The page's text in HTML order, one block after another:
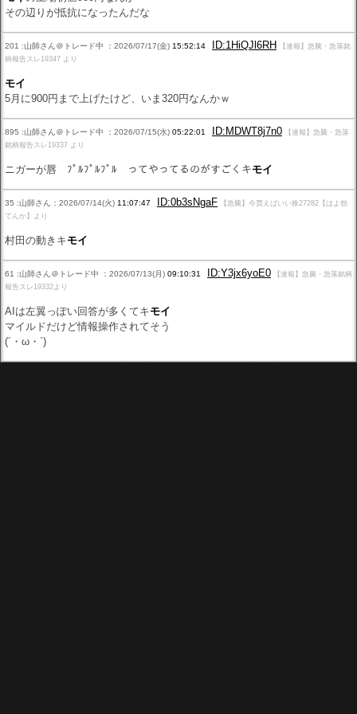
その辺りが抵抗になったんだな
201 :山師さん＠トレード中 ：2026/07/17(金) 15:52:14 ID:1HiQJl6RH
【速報】急騰・急落銘
柄報告スレ19347 より
モイ
5月に900円まで上げたけど、いま320円なんかｗ
895 :山師さん＠トレード中 ：2026/07/15(水) 05:22:01 ID:MDWT8j7n0
【速報】急騰・急落
銘柄報告スレ19337 より
ニガーが唇 ﾌﾟﾙﾌﾟﾙﾌﾟﾙ ってやってるのがすごくキモイ
35 :山師さん：2026/07/14(火) 11:07:47 ID:0b3sNgaF
【急騰】今買えばいい株27282【はよ勃
てんか】より
村田の動きキモイ
61 :山師さん＠トレード中 ：2026/07/13(月) 09:10:31 ID:Y3jx6yoE0
【速報】急騰・急落銘柄
報告スレ19332より
AIは左翼っぽい回答が多くてキモイ
マイルドだけど情報操作されてそう
(´・ω・`)